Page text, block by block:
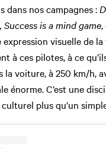
dans nos campagnes :
Success is a mind game,
expression visuelle de
à ces pilotes, à ce
la voiture, à 250 km/h,
énorme. C’est une
plus qu’un